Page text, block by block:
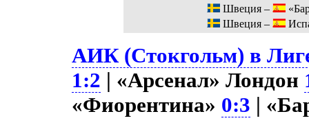
Швеция –
Швеция –
АИК (Стокгольм) в
1:2 | «Арсенал» Лондон
«Фиорентина» 0:3 |